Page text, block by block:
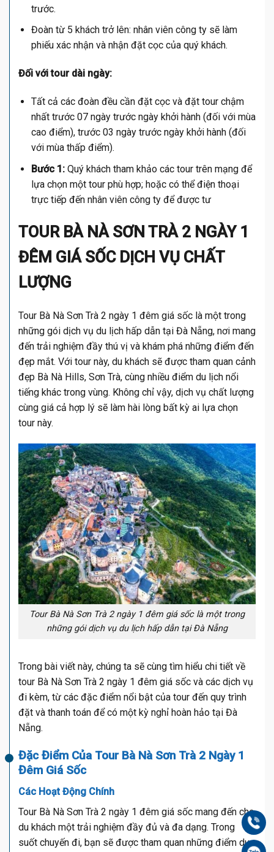
trước.
Đoàn từ 5 khách trở lên: nhân viên công ty sẽ làm
phiếu xác nhận và nhận đặt cọc của quý khách.
Đối với tour dài ngày:
Tất cả các đoàn đều cần đặt cọc và đặt tour chậm
nhất trước 07 ngày trước ngày khởi hành (đối với mùa
cao điểm), trước 03 ngày trước ngày khởi hành (đối
với mùa thấp điểm).
Bước 1:Quý khách tham khảo các tour trên mạng để
lựa chọn một tour phù hợp; hoặc có thể điện thoại
trực tiếp đến nhân viên công ty để được tư
TOUR BÀ NÀ SƠN TRÀ 2 NGÀY 1
ĐÊM GIÁ SỐC DỊCH VỤ CHẤT
LƯỢNG
Tour Bà Nà Sơn Trà 2 ngày 1 đêm giá sốc là một trong
những gói dịch vụ du lịch hấp dẫn tại Đà Nẵng, nơi mang
đến trải nghiệm đầy thú vị và khám phá những điểm đến
đẹp mắt. Với tour này, du khách sẽ được tham quan cảnh
đẹp Bà Nà Hills, Sơn Trà, cùng nhiều điểm du lịch nổi
tiếng khác trong vùng. Không chỉ vậy, dịch vụ chất lượng
cùng giá cả hợp lý sẽ làm hài lòng bất kỳ ai lựa chọn
tour này.
Tour Bà Nà Sơn Trà 2 ngày 1 đêm giá sốc là một trong
những gói dịch vụ du lịch hấp dẫn tại Đà Nẵng
Trong bài viết này, chúng ta sẽ cùng tìm hiểu chi tiết về
tour Bà Nà Sơn Trà 2 ngày 1 đêm giá sốc và các dịch vụ
đi kèm, từ các đặc điểm nổi bật của tour đến quy trình
đặt và thanh toán để có một kỳ nghỉ hoàn hảo tại Đà
Nẵng.
Đặc Điểm Của Tour Bà Nà Sơn Trà 2 Ngày 1
Đêm Giá Sốc
Các Hoạt Động Chính
Tour Bà Nà Sơn Trà 2 ngày 1 đêm giá sốc mang đến cho
du khách một trải nghiệm đầy đủ và đa dạng. Trong
suốt chuyến đi, bạn sẽ được tham quan những điểm du